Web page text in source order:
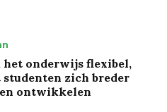
het onderwijs flexibel,
studenten zich breder
ontwikkelen